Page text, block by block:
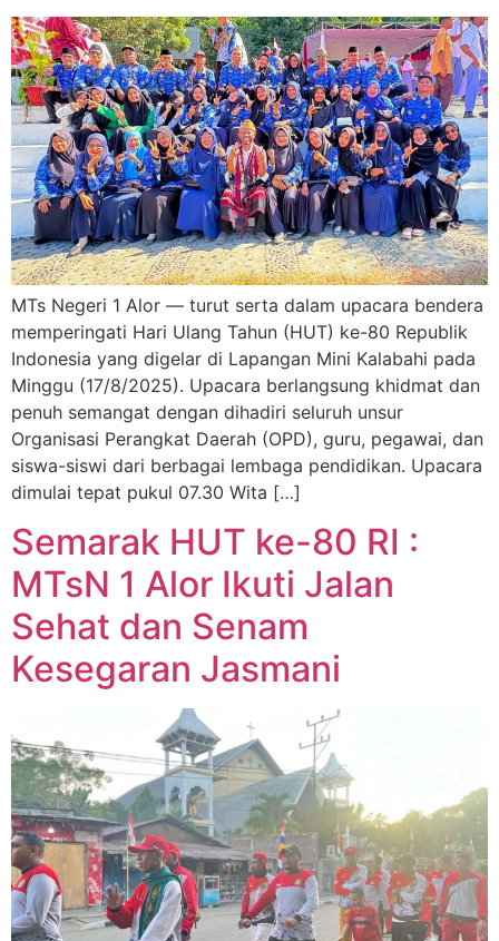
MTs Negeri 1 Alor — turut serta dalam upacara bendera
memperingati Hari Ulang Tahun (HUT) ke-80 Republik
Indonesia yang digelar di Lapangan Mini Kalabahi pada
Minggu (17/8/2025). Upacara berlangsung khidmat dan
penuh semangat dengan dihadiri seluruh unsur
Organisasi Perangkat Daerah (OPD), guru, pegawai, dan
siswa-siswi dari berbagai lembaga pendidikan. Upacara
dimulai tepat pukul 07.30 Wita […]
Semarak HUT ke-80 RI :
MTsN 1 Alor Ikuti Jalan
Sehat dan Senam
Kesegaran Jasmani